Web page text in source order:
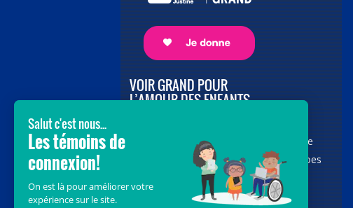
VOIR GRAND POUR
L’AMOUR DES ENFANTS
vous au cœur de la campagne majeure
Voir Grand, nous conduisons les équipes
soignantes vers les opportunités de la
science et des nouvelles technologies